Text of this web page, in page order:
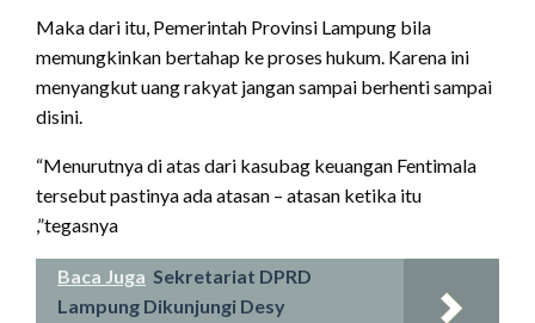
Maka dari itu, Pemerintah Provinsi Lampung bila
memungkinkan bertahap ke proses hukum. Karena ini
menyangkut uang rakyat jangan sampai berhenti sampai
disini.
“Menurutnya di atas dari kasubag keuangan Fentimala
tersebut pastinya ada atasan – atasan ketika itu
,”tegasnya
Baca Juga Sekretariat DPRD
Lampung Dikunjungi Desy